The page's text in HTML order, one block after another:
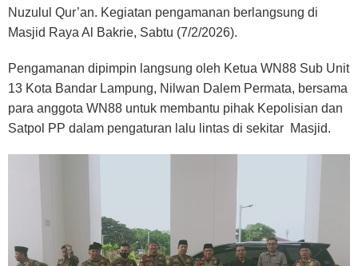
Nuzulul Qur’an. Kegiatan pengamanan berlangsung di
Masjid Raya Al Bakrie, Sabtu (7/2/2026).
Pengamanan dipimpin langsung oleh Ketua WN88 Sub Unit
13 Kota Bandar Lampung, Nilwan Dalem Permata, bersama
para anggota WN88 untuk membantu pihak Kepolisian dan
Satpol PP dalam pengaturan lalu lintas di sekitar Masjid.